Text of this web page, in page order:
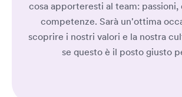
cosa apporteresti al team: passioni,
competenze. Sarà un'ottima
scoprire i nostri valori e la nostra
se questo è il posto giusto